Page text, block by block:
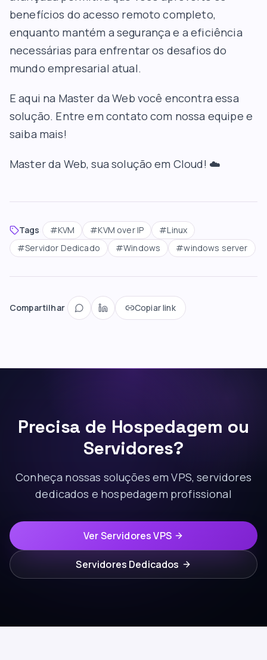
benefícios do acesso remoto completo,
enquanto mantém a segurança e a eficiência
necessárias para enfrentar os desafios do
mundo empresarial atual.
E aqui na Master da Web você encontra essa
solução. Entre em contato com nossa equipe e
saiba mais!
Master da Web, sua solução em Cloud! ☁️
Tags #KVM #KVM over IP #Linux
#Servidor Dedicado #Windows #windows server
Compartilhar Copiar link
Precisa de Hospedagem ou
Servidores?
Conheça nossas soluções em VPS, servidores
dedicados e hospedagem profissional
Ver Servidores VPS
Servidores Dedicados